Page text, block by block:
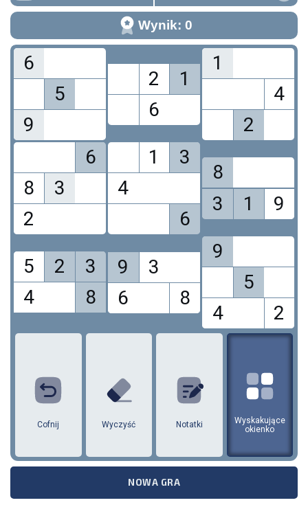
Wynik: 0
6
5
9
2
1
6
1
4
2
6
8
3
2
1
3
4
6
8
3
1 9
5 2
3
4
8
9
3
6
8
9
5
4
2
Cofnij Wyczyść Notatki
Wyskakujące
okienko
NOWA GRA